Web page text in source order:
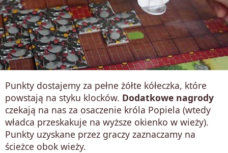
Punkty dostajemy za pełne żółte kółeczka, które
powstają na styku klocków. Dodatkowe nagrody
czekają na nas za osaczenie króla Popiela (wtedy
władca przeskakuje na wyższe okienko w wieży).
Punkty uzyskane przez graczy zaznaczamy na
ścieżce obok wieży.